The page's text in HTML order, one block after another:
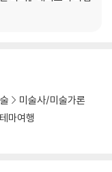
미술사/미술가론
테마여행